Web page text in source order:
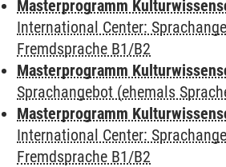
Masterprogramm
International Center:
Fremdsprache B1/B2
Masterprogramm
Sprachangebot (ehemals
Masterprogramm
International Center:
Fremdsprache B1/B2